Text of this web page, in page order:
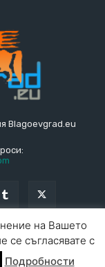
Blagoevgrad.eu
на Вашето
се съгласявате с
Подробности